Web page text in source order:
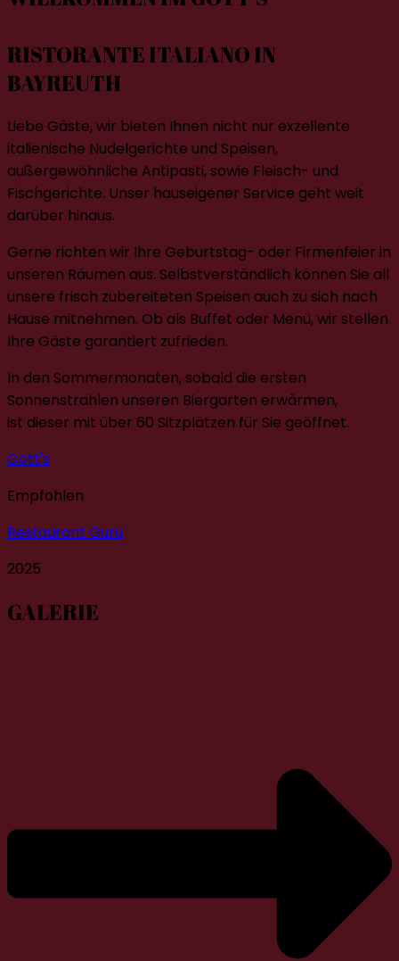
RISTORANTE ITALIANO IN
BAYREUTH
Liebe Gäste, wir bieten Ihnen nicht nur exzellente
italienische Nudelgerichte und Speisen,
außergewöhnliche Antipasti, sowie Fleisch- und
Fischgerichte. Unser hauseigener Service geht weit
darüber hinaus.
Gerne richten wir Ihre Geburtstag- oder Firmenfeier in
unseren Räumen aus. Selbstverständlich können Sie all
unsere frisch zubereiteten Speisen auch zu sich nach
Hause mitnehmen. Ob als Buffet oder Menü, wir stellen
Ihre Gäste garantiert zufrieden.
In den Sommermonaten, sobald die ersten
Sonnenstrahlen unseren Biergarten erwärmen,
ist dieser mit über 60 Sitzplätzen für Sie geöffnet.
Gott's
Empfohlen
Restaurant Guru
2025
GALERIE